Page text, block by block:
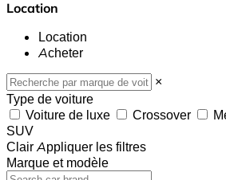
Location
Location
Acheter
×
Type de voiture
Voiture de luxe
Crossover
SUV
Clair Appliquer les filtres
Marque et modèle